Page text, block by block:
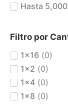
Hasta
Filtro por
1x16 (0)
1x2 (0)
1x4 (0)
1x8 (0)